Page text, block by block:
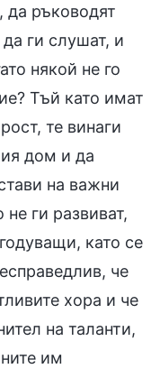
да ръководят
ги слушат, и
някой не го
Тъй като имат
те винаги
дом и да
на важни
ги развиват,
като се
че
хора и че
на таланти,
им